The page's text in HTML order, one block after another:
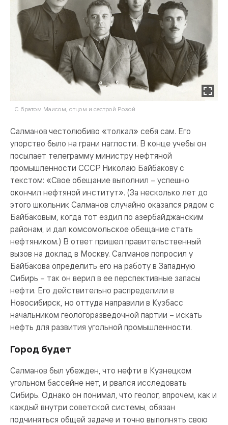
С братом Маисом, отцом и сестрой Розой
Салманов честолюбиво «толкал» себя сам. Его
упорство было на грани наглости. В конце учебы он
посылает телеграмму министру нефтяной
промышленности СССР Николаю Байбакову с
текстом: «Свое обещание выполнил – успешно
окончил нефтяной институт». (За несколько лет до
этого школьник Салманов случайно оказался рядом с
Байбаковым, когда тот ездил по азербайджанским
районам, и дал комсомольское обещание стать
нефтяником.) В ответ пришел правительственный
вызов на доклад в Москву. Салманов попросил у
Байбакова определить его на работу в Западную
Сибирь – так он верил в ее перспективные запасы
нефти. Его действительно распределили в
Новосибирск, но оттуда направили в Кузбасс
начальником геологоразведочной партии – искать
нефть для развития угольной промышленности.
Город будет
Салманов был убежден, что нефти в Кузнецком
угольном бассейне нет, и рвался исследовать
Сибирь. Однако он понимал, что геолог, впрочем, как и
каждый внутри советской системы, обязан
подчиняться общей задаче и точно выполнять свою